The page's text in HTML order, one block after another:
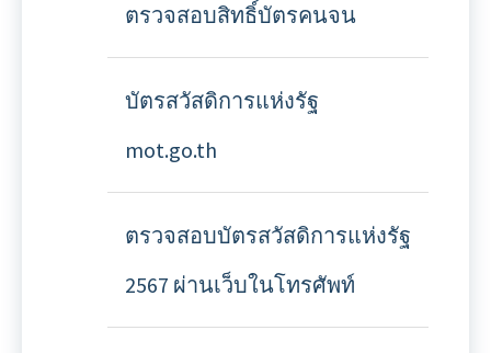
ตรวจสอบสิทธิ์บัตรคนจน
บัตรสวัสดิการแห่งรัฐ
mot.go.th
ตรวจสอบบัตรสวัสดิการแห่งรัฐ
2567 ผ่านเว็บในโทรศัพท์